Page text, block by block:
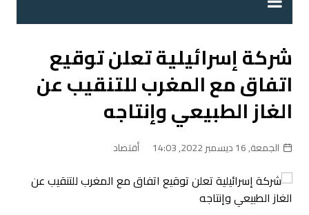
شركة إسرائيلية تعلن توقيع
اتفاق مع المغرب للتنقيب عن
الغاز الطبيعي وإنتاجه
الجمعة, 16 ديسمبر 2022, 14:03 أقتصاد